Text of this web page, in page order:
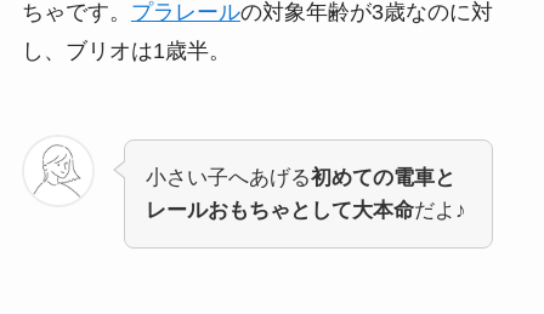
ちゃです。 プラレールの対象年齢が3歳なのに対
し、ブリオは1歳半。
小さい子へあげる初めての電車と
レールおもちゃとして大本命だよ♪